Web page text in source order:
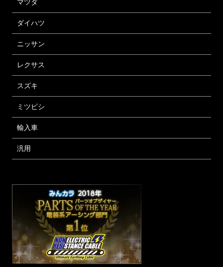
マツダ
ダイハツ
ニッサン
レクサス
スズキ
ミツビシ
輸入車
汎用